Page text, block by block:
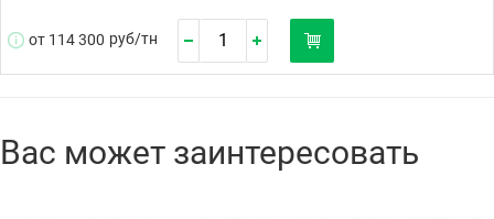
от 114 300 руб/тн
Вас может заинтересовать